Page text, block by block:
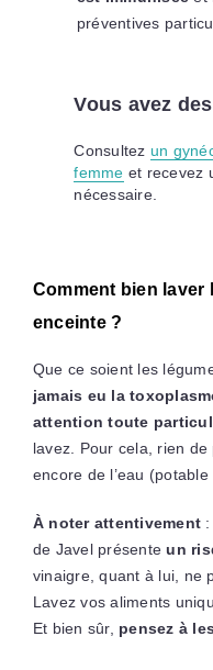
préventives
Vous avez
Consultez un
femme et recevez
nécessaire.
Comment bien
enceinte ?
Que ce soient les
jamais eu la
attention toute
lavez. Pour cela, rien de
encore de l’eau
À noter attentivement
de Javel présente un
vinaigre, quant à lui, ne
Lavez vos aliments
Et bien sûr, pensez à